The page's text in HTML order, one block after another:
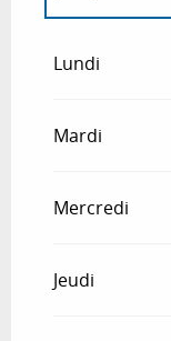
Lundi
Mardi
Mercredi
Jeudi